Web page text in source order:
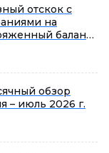
отскок с
на
баланс
обзор
– июль 2026 г.